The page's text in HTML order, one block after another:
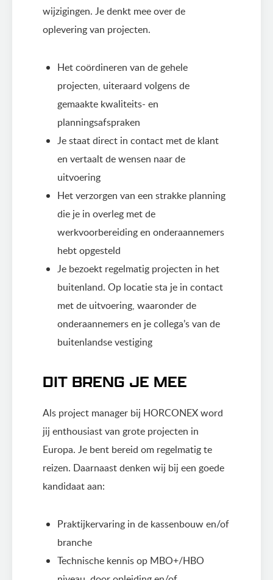
wijzigingen. Je denkt mee over de
oplevering van projecten.
Het coördineren van de gehele
projecten, uiteraard volgens de
gemaakte kwaliteits- en
planningsafspraken
Je staat direct in contact met de klant
en vertaalt de wensen naar de
uitvoering
Het verzorgen van een strakke planning
die je in overleg met de
werkvoorbereiding en onderaannemers
hebt opgesteld
Je bezoekt regelmatig projecten in het
buitenland. Op locatie sta je in contact
met de uitvoering, waaronder de
onderaannemers en je collega’s van de
buitenlandse vestiging
DIT BRENG JE MEE
Als project manager bij HORCONEX word
jij enthousiast van grote projecten in
Europa. Je bent bereid om regelmatig te
reizen. Daarnaast denken wij bij een goede
kandidaat aan:
Praktijkervaring in de kassenbouw en/of
branche
Technische kennis op MBO+/HBO